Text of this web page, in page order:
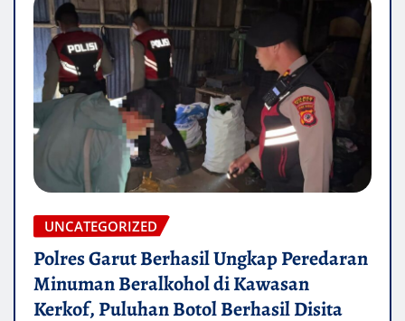
UNCATEGORIZED
Polres Garut Berhasil Ungkap Peredaran
Minuman Beralkohol di Kawasan
Kerkof, Puluhan Botol Berhasil Disita